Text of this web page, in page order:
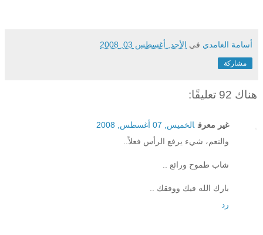
أسامة الغامدي في الأحد, أغسطس 03, 2008
مشاركة
هناك 92 تعليقًا:
غير معرف الخميس, 07 أغسطس, 2008
والنعم، شيء يرفع الرأس فعلاً..
شاب طموح ورائع ..
بارك الله فيك ووفقك ..
رد